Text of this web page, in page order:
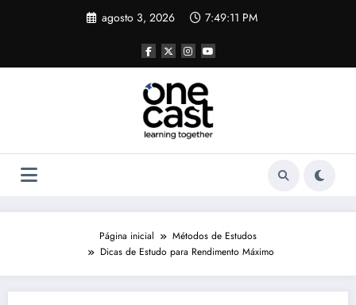
agosto 3, 2026 7:49:12 PM
Página inicial
Métodos de Estudos
Dicas de Estudo para Rendimento Máximo